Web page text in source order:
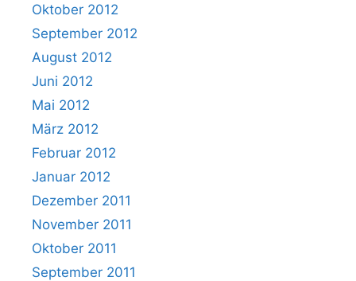
Oktober 2012
September 2012
August 2012
Juni 2012
Mai 2012
März 2012
Februar 2012
Januar 2012
Dezember 2011
November 2011
Oktober 2011
September 2011